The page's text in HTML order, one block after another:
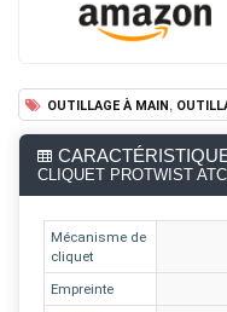
OUTILLAGE À MAIN,
CLIQUET PROTWIST
Mécanisme de
cliquet
Empreinte